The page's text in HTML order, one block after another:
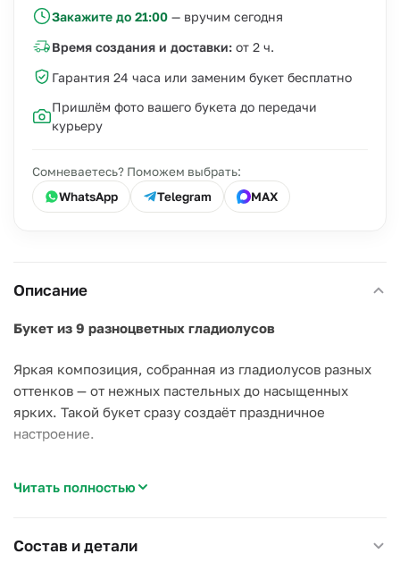
Закажите до 21:00 — вручим сегодня
Время создания и доставки: от 2 ч.
Гарантия 24 часа или заменим букет бесплатно
Пришлём фото вашего букета до передачи
курьеру
Сомневаетесь? Поможем выбрать:
WhatsApp
Telegram MAX
Описание
Букет из 9 разноцветных гладиолусов
Яркая композиция, собранная из гладиолусов разных
оттенков — от нежных пастельных до насыщенных
ярких. Такой букет сразу создаёт праздничное
настроение.
- Контрастные цвета выглядят эффектно и современно;
- Высокие стебли придают букету торжественность.
Читать полностью
Состав и детали